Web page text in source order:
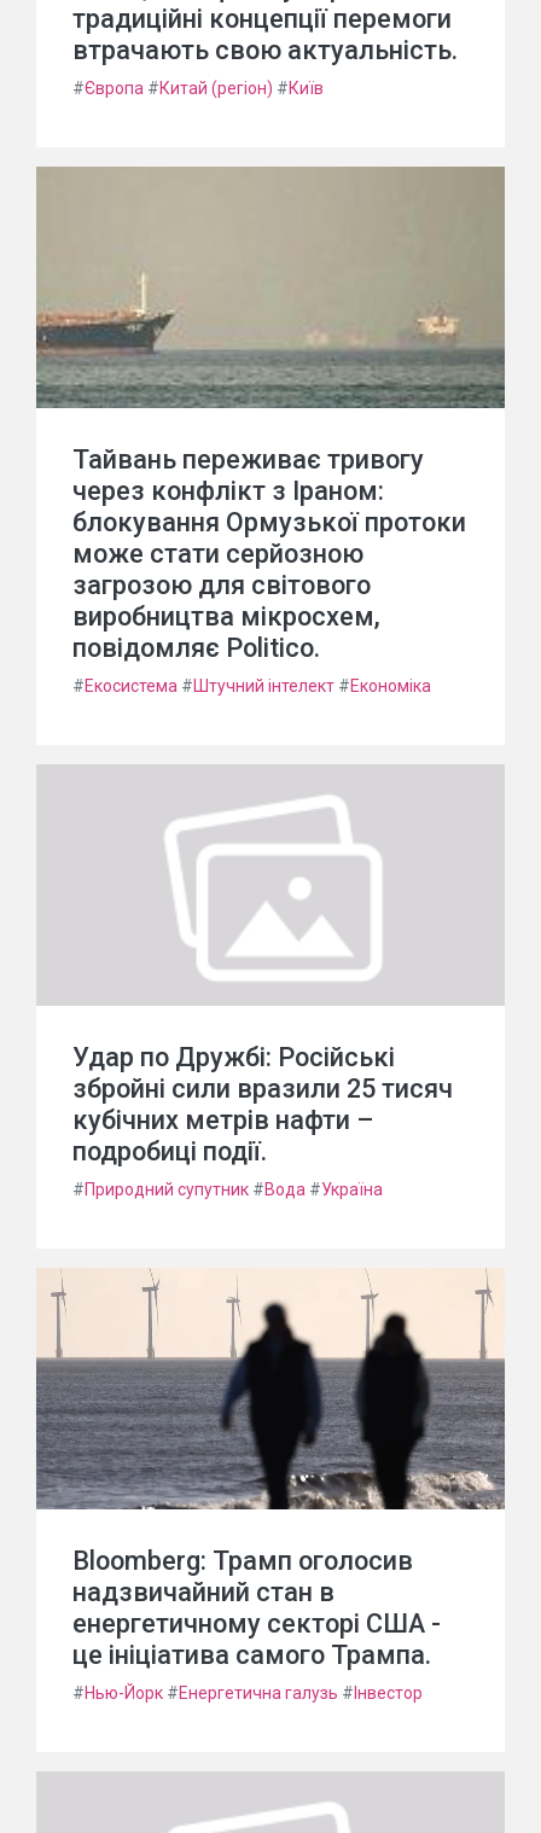
традиційні концепції перемоги
втрачають свою актуальність.
#Європа #Китай (регіон) #Київ
Тайвань переживає тривогу
через конфлікт з Іраном:
блокування Ормузької протоки
може стати серйозною
загрозою для світового
виробництва мікросхем,
повідомляє Politico.
#Екосистема #Штучний інтелект #Економіка
Удар по Дружбі: Російські
збройні сили вразили 25 тисяч
кубічних метрів нафти –
подробиці події.
#Природний супутник #Вода #Україна
Bloomberg: Трамп оголосив
надзвичайний стан в
енергетичному секторі США -
це ініціатива самого Трампа.
#Нью-Йорк #Енергетична галузь # Інвестор